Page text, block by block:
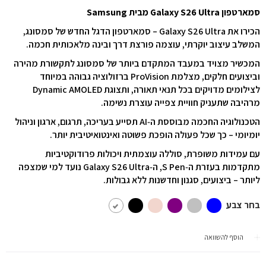
סמארטפון Galaxy S26 Ultra מבית Samsung
הכירו את Galaxy S26 Ultra – סמארטפון הדגל החדש של סמסונג,
המשלב עיצוב יוקרתי, עוצמה פורצת דרך ובינה מלאכותית חכמה.
המכשיר מצויד במעבד המתקדם ביותר של סמסונג לתקשורת מהירה
וביצועים חלקים, מצלמת ProVision ברזולוציה גבוהה במיוחד
לצילומים מדויקים בכל תנאי תאורה, ותצוגת Dynamic AMOLED
מרהיבה שתעניק חוויית צפייה עוצרת נשימה.
הטכנולוגיה החכמה מבוססת ה‑AI תסייע בעריכה, תרגום, ארגון וניהול
יומיומי – כך שכל פעולה הופכת פשוטה ואינטואיטיבית יותר.
עם עמידות משופרת, סוללה עוצמתית ויכולות פרודוקטיביות
מתקדמות בעזרת ה‑S Pen, ה‑Galaxy S26 Ultra נועד למי שמצפה
ליותר – ביצועים, סגנון וחדשנות ללא גבולות.
בחר צבע
הוסף להשוואה